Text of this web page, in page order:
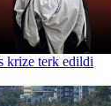
krize terk edildi